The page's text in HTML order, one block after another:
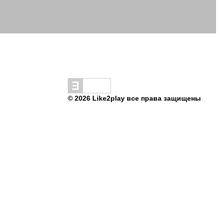
© 2026 Like2play все права защищены